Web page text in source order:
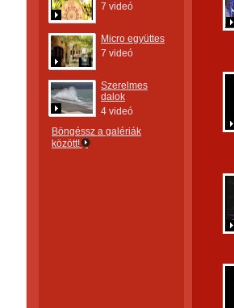
7 videó
Micro együttes
7 videó
Szerelmes
dalok
4 videó
Böngéssz a galériák
között!